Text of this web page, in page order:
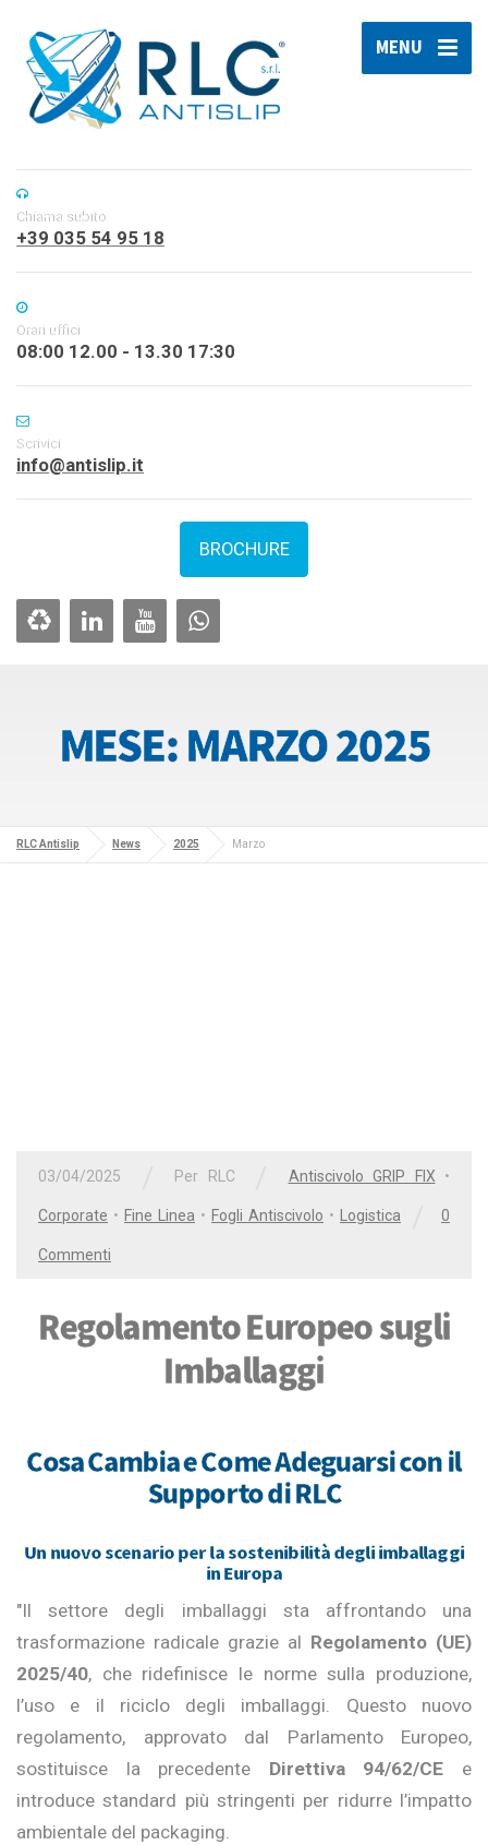
MENU
Chiama subito
+39 035 54 95 18
Orari uffici
08:00 12.00 - 13.30 17:30
Scrivici
info@antislip.it
BROCHURE
MESE:MARZO 2025
RLC Antislip News 2025 Marzo
03/04/2025 Per RLC Antiscivolo GRIP FIX •
Corporate • Fine Linea • Fogli Antiscivolo • Logistica 0
Commenti
Regolamento Europeo sugli
Imballaggi
Cosa Cambia e Come Adeguarsi con il
Supporto di RLC
Un nuovo scenario per la sostenibilità degli imballaggi
in Europa
"Il settore degli imballaggi sta affrontando una
trasformazione radicale grazie al Regolamento (UE)
2025/40, che ridefinisce le norme sulla produzione,
l’uso e il riciclo degli imballaggi. Questo nuovo
regolamento, approvato dal Parlamento Europeo,
sostituisce la precedente Direttiva 94/62/CE e
introduce standard più stringenti per ridurre l’impatto
ambientale del packaging.